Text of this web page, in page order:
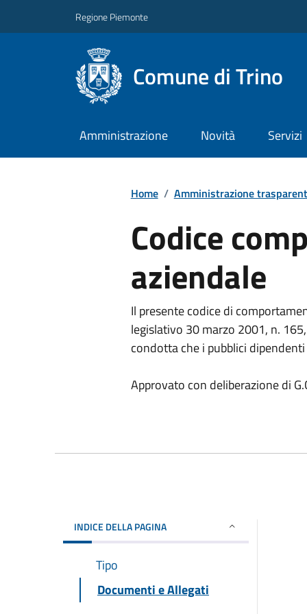
Regione Piemonte
Comune di Trino
Amministrazione Novità Servizi
Home / Amministrazione
Codice
aziendale
Il presente codice di
legislativo 30 marzo 2001, n.
condotta che i pubblici
Approvato con deliberazione di
INDICE DELLA PAGINA
Tipo
Documenti e Allegati